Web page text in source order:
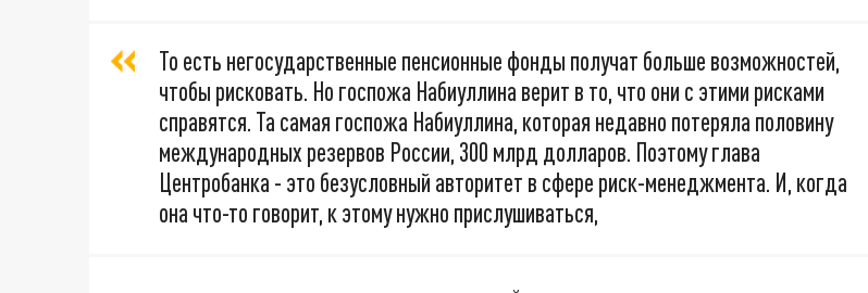
То есть негосударственные пенсионные фонды получат больше возможностей,
чтобы рисковать. Но госпожа Набиуллина верит в то, что они с этими рисками
справятся. Та самая госпожа Набиуллина, которая недавно потеряла половину
международных резервов России, 300 млрд долларов. Поэтому глава
Центробанка - это безусловный авторитет в сфере риск-менеджмента. И, когда
она что-то говорит, к этому нужно прислушиваться,